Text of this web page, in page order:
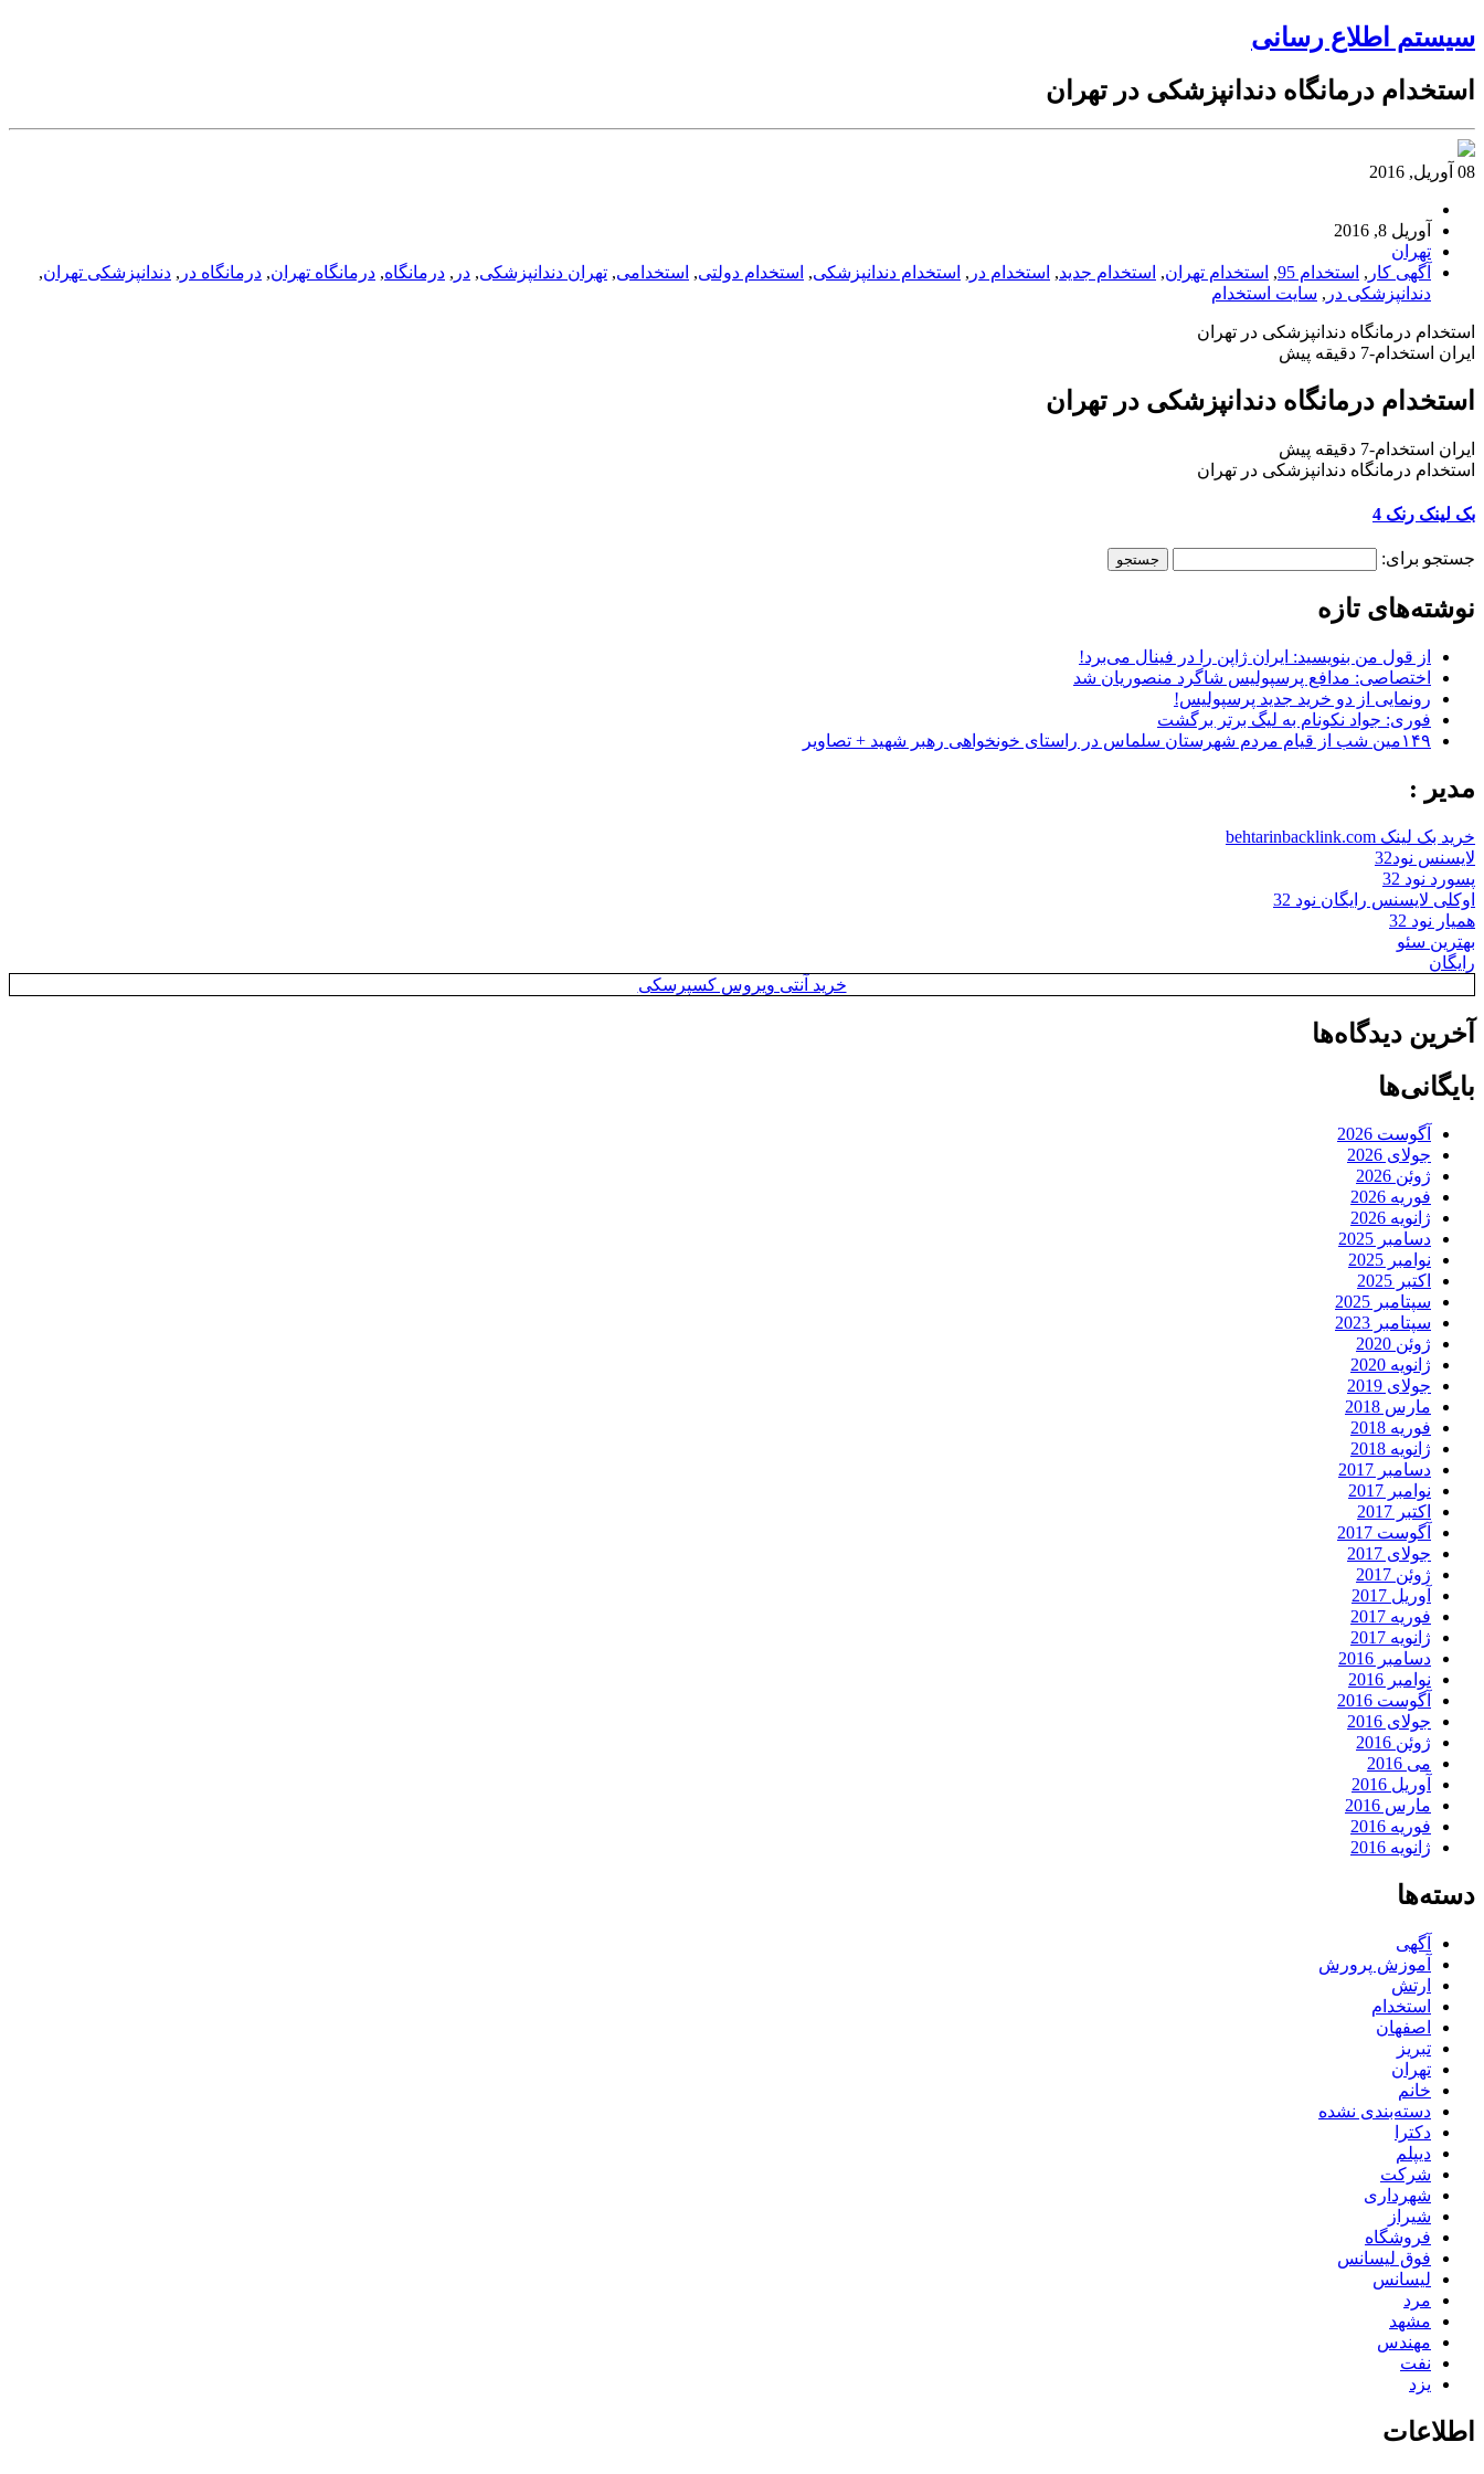
سیستم اطلاع رسانی
استخدام درمانگاه دندانپزشکی در تهران
08 آوریل, 2016
آوریل 8, 2016
تهران
آگهی کار , استخدام 95 , استخدام تهران, استخدام جدید, استخدام در , استخدام دندانپزشکی, استخدام دولتی, استخدامی, تهران دندانپزشکی, در , درمانگاه, درمانگاه تهران, درمانگاه در , دندانپزشکی تهران,
دندانپزشکی در , سایت استخدام
استخدام درمانگاه دندانپزشکی در تهران
ایران استخدام-7 دقیقه پیش
استخدام درمانگاه دندانپزشکی در تهران
ایران استخدام-7 دقیقه پیش
استخدام درمانگاه دندانپزشکی در تهران
بک لینک رنک 4
جستجو برای:
نوشته‌های تازه
از قول من بنویسید: ایران ژاپن را در فینال می‌برد!
اختصاصی: مدافع پرسپولیس شاگرد منصوریان شد
رونمایی از دو خرید جدید پرسپولیس!
فوری: جواد نکونام به لیگ برتر برگشت
۱۴۹مین شب از قیام مردم شهرستان سلماس در راستای خونخواهی رهبر شهید + تصاویر
مدیر :
خرید بک لینک behtarinbacklink.com
لایسنس نود32
پسورد نود 32
اوکلی لایسنس رایگان نود 32
همیار نود 32
بهترین سئو
رایگان
خرید آنتی ویروس کسپرسکی
آخرین دیدگاه‌ها
بایگانی‌ها
آگوست 2026
جولای 2026
ژوئن 2026
فوریه 2026
ژانویه 2026
دسامبر 2025
نوامبر 2025
اکتبر 2025
سپتامبر 2025
سپتامبر 2023
ژوئن 2020
ژانویه 2020
جولای 2019
مارس 2018
فوریه 2018
ژانویه 2018
دسامبر 2017
نوامبر 2017
اکتبر 2017
آگوست 2017
جولای 2017
ژوئن 2017
آوریل 2017
فوریه 2017
ژانویه 2017
دسامبر 2016
نوامبر 2016
آگوست 2016
جولای 2016
ژوئن 2016
می 2016
آوریل 2016
مارس 2016
فوریه 2016
ژانویه 2016
دسته‌ها
آگهی
آموزش پرورش
ارتش
استخدام
اصفهان
تبریز
تهران
خانم
دسته‌بندی نشده
دکترا
دیپلم
شرکت
شهرداری
شیراز
فروشگاه
فوق لیسانس
لیسانس
مرد
مشهد
مهندس
نفت
یزد
اطلاعات